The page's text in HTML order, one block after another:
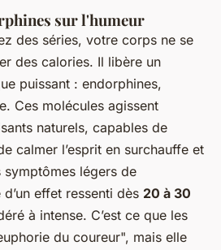
sur l'humeur
des séries, votre corps ne se
des calories. Il libère un
puissant : endorphines,
Ces molécules agissent
naturels, capables de
calmer l’esprit en surchauffe et
symptômes légers de
effet ressenti dès 20 à 30
à intense. C’est ce que les
du coureur", mais elle